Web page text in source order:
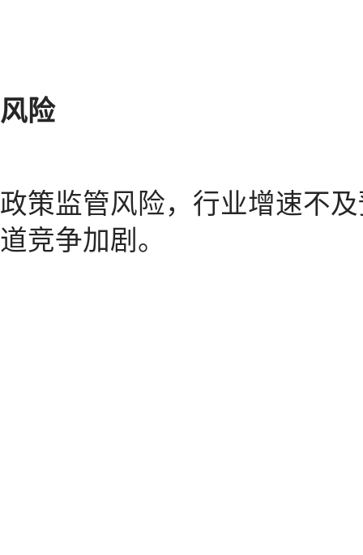
风险
政策监管风险，行业增速不
道竞争加剧。